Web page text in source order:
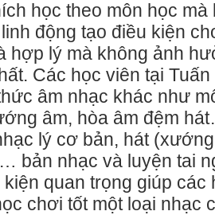
học theo môn học mà
động tạo điều kiện
hợp lý mà không ảnh
Các học viên tại
âm nhạc khác như
âm, hòa âm đệm
lý cơ bản, hát
bản nhạc và luyện tai
quan trọng giúp các
chơi tốt một loại nhạc